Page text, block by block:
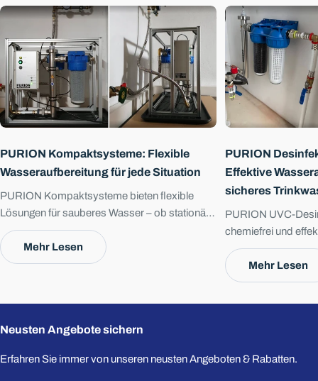
PURION Kompaktsysteme: Flexible
Wasseraufbereitung für jede Situation
PURION Kompaktsysteme bieten flexible
Lösungen für sauberes Wasser – ob stationär,
mobil oder autark, stets mit UVC-Desinfektion
und mehrstufiger Filtration.
Mehr Lesen
PURION
Effektive
sicheres
PURION UVC-
chemiefrei und
Trinkwasser. Ob
Anwendungen –
wartungsarm und
Mehr Lesen
Neusten Angebote sichern
Erfahren Sie immer von unseren neusten Angeboten & Rabatten.
Beratung? Unser Experte ist werktags erreichbar.
Öffnungszeiten:Mo–Fr 08:00–16:00
+49 3641 327 9697
info@uvconcept.com
Ihr
Name
Ihre
Ihr
Telefon
Ihre
Nachricht
Die mit * gekennzeichneten Felder sind Pflichtfelder.